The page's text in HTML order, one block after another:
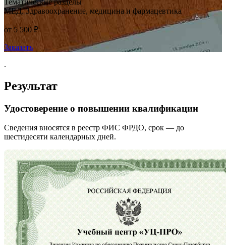
МЕД. Здравоохранение, медицина и фармацевтика
от 5 500 ₽
Заказать
.
Результат
Удостоверение о повышении квалификации
Сведения вносятся в реестр ФИС ФРДО, срок — до
шестидесяти календарных дней.